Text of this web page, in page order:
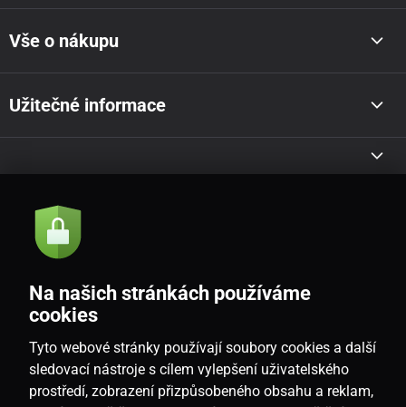
Vše o nákupu
Užitečné informace
Akce a novinky e-mailem
Souhlasím sezásadami zpracování osobních údajů
CZ
Na našich stránkách používáme
cookies
Tyto webové stránky používají soubory cookies a další
sledovací nástroje s cílem vylepšení uživatelského
prostředí, zobrazení přizpůsobeného obsahu a reklam,